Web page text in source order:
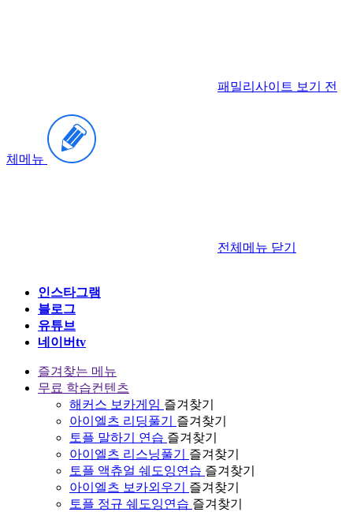
패밀리사이트 보기 전
체메뉴
전체메뉴 닫기
인스타그램
블로그
유튜브
네이버tv
즐겨찾는 메뉴
무료 학습컨텐츠
해커스 보카게임 즐겨찾기
아이엘츠 리딩풀기
즐겨찾기
토플 말하기 연습 즐겨찾기
아이엘츠 리스닝풀기
즐겨찾기
토플 액츄얼 쉐도잉연습 즐겨찾기
아이엘츠 보카외우기
즐겨찾기
토플 정규 쉐도잉연습 즐겨찾기